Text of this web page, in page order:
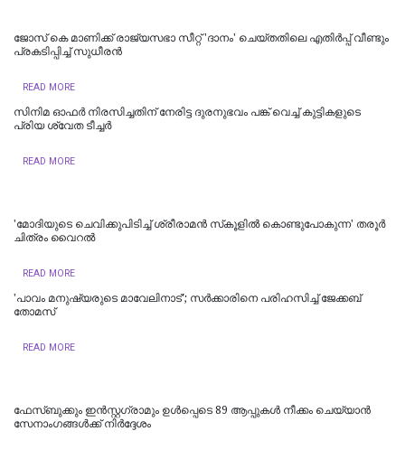
ജോസ് കെ മാണിക്ക് രാജ്യസഭാ സീറ്റ് 'ദാനം' ചെയ്തതിലെ എതിര്‍പ്പ് വീണ്ടും
പ്രകടിപ്പിച്ച് സുധീരന്‍
READ MORE
സിനിമ ഓഫര്‍ നിരസിച്ചതിന് നേരിട്ട ദുരനുഭവം പങ്ക് വെച്ച് കുട്ടികളുടെ
പ്രിയ ശ്വേത ടീച്ചര്‍
READ MORE
'മോദിയുടെ ചെവിക്കുപിടിച്ച്‌​ ശ്രീരാമന്‍ സ്​കൂളില്‍ കൊണ്ടുപോകുന്ന' തരൂര്‍
ചിത്രം വൈറല്‍
READ MORE
'പാവം മനുഷ്യരുടെ മാവേലിനാട്'; സർക്കാരിനെ പരിഹസിച്ച് ജേക്കബ്
തോമസ്
READ MORE
ഫേസ്ബുക്കും ഇന്‍സ്റ്റഗ്രാമും ഉള്‍പ്പെടെ 89 ആപ്പുകള്‍ നീക്കം ചെയ്യാന്‍
സേനാംഗങ്ങള്‍ക്ക് നിര്‍ദ്ദേശം